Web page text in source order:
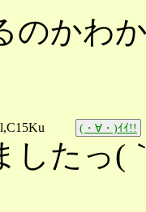
のかわ
(・∀・)ｲｲ!!
したっ(